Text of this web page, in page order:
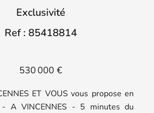
Exclusivité
Ref : 85418814
530 000 €
ET VOUS vous propose en
- A VINCENNES - 5 minutes du